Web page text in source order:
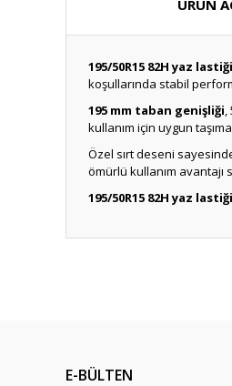
ÜRÜN
195/50R15 82H yaz lastiği
koşullarında stabil
195 mm taban genişliği,
kullanım için uygun
Özel sırt deseni
ömürlü kullanım avantajı
195/50R15 82H yaz lastiği
E-BÜLTEN